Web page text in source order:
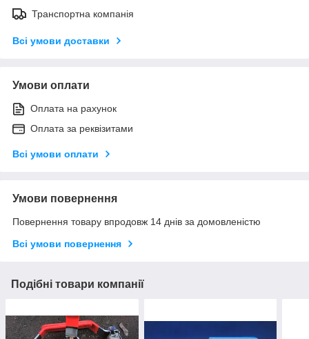
Транспортна компанія
Всі умови доставки
Умови оплати
Оплата на рахунок
Оплата за реквізитами
Всі умови оплати
Умови повернення
Повернення товару впродовж 14 днів за домовленістю
Всі умови повернення
Подібні товари компанії